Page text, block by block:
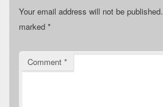
Your email address will not be published.
marked *
Comment *